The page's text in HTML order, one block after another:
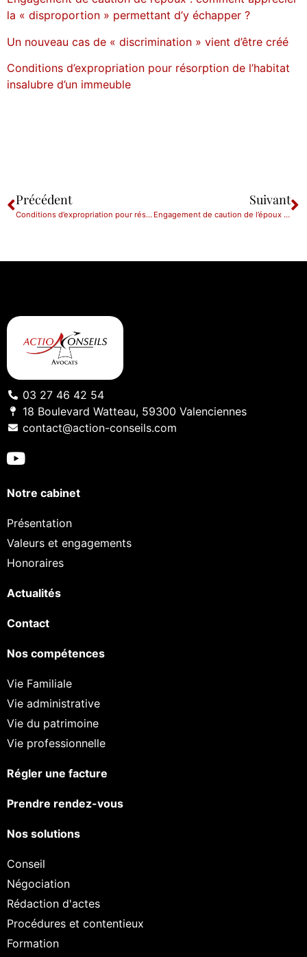
la « disproportion » permettant d’y échapper ?
Un nouveau cas de « discrimination » vient d’être créé
Conditions d’expropriation pour résorption de l’habitat
insalubre d’un immeuble
Précédent
Conditions d’expropriation pour résorption de l’habitat insalubre d’un immeuble
Suivant
Engagement de caution de l’époux : comment apprécier la « disproportion » permettant d’y échapper ?
03 27 46 42 54
18 Boulevard Watteau, 59300 Valenciennes
contact@action-conseils.com
Notre cabinet
Présentation
Valeurs et engagements
Honoraires
Actualités
Contact
Nos compétences
Vie Familiale
Vie administrative
Vie du patrimoine
Vie professionnelle
Régler une facture
Prendre rendez-vous
Nos solutions
Conseil
Négociation
Rédaction d'actes
Procédures et contentieux
Formation